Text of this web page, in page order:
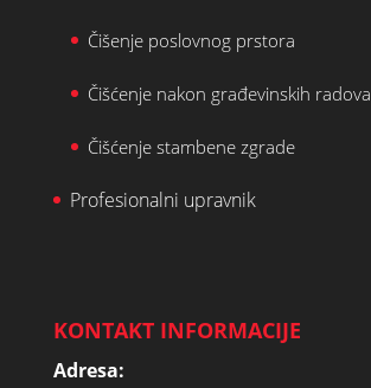
Čišenje poslovnog prstora
Čišćenje nakon građevinskih radova
Čišćenje stambene zgrade
Profesionalni upravnik
KONTAKT INFORMACIJE
Adresa: